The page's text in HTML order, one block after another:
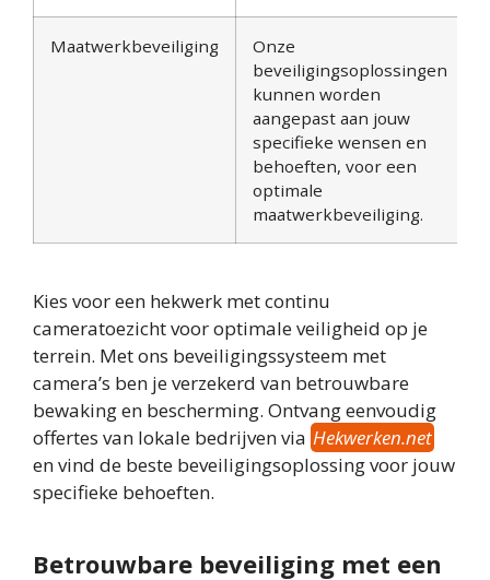
Maatwerkbeveiliging
Onze
beveiligingsoplossingen
kunnen worden
aangepast aan jouw
specifieke wensen en
behoeften, voor een
optimale
maatwerkbeveiliging.
Kies voor een hekwerk met continu
cameratoezicht voor optimale veiligheid op je
terrein. Met ons beveiligingssysteem met
camera’s ben je verzekerd van betrouwbare
bewaking en bescherming. Ontvang eenvoudig
offertes van lokale bedrijven via Hekwerken.net
en vind de beste beveiligingsoplossing voor jouw
specifieke behoeften.
Betrouwbare beveiliging met een